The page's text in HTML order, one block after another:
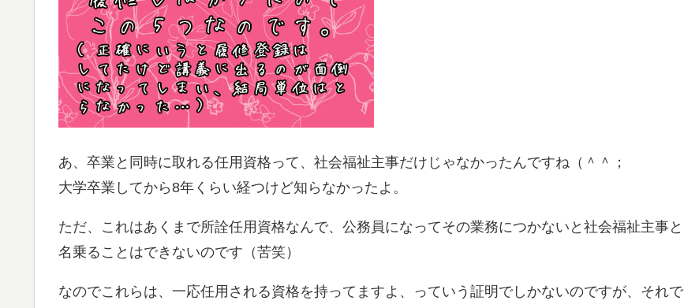
あ、卒業と同時に取れる任用資格って、社会福祉主事だけじゃなかったんですね（＾＾；
大学卒業してから8年くらい経つけど知らなかったよ。
ただ、これはあくまで所詮任用資格なんで、公務員になってその業務につかないと社会福祉主事と
名乗ることはできないのです（苦笑）
なのでこれらは、一応任用される資格を持ってますよ、っていう証明でしかないのですが、それで